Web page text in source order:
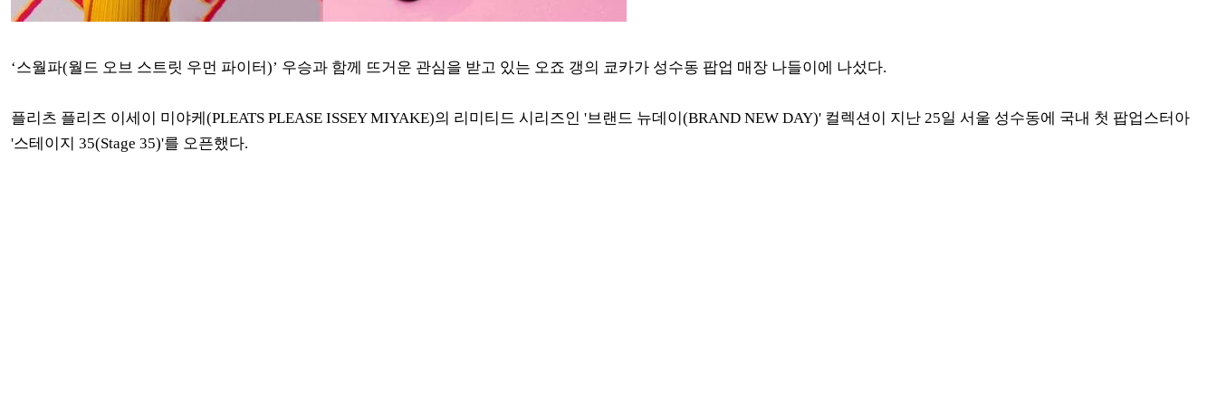
‘스월파(월드 오브 스트릿 우먼 파이터)’ 우승과 함께 뜨거운 관심을 받고 있는 오죠 갱의 쿄카가 성수동 팝업 매장 나들이에 나섰다.
플리츠 플리즈 이세이 미야케(PLEATS PLEASE ISSEY MIYAKE)의 리미티드 시리즈인 '브랜드 뉴데이(BRAND NEW DAY)' 컬렉션이 지난 25일 서울 성수동에 국내 첫 팝업스터아
'스테이지 35(Stage 35)'를 오픈했다.